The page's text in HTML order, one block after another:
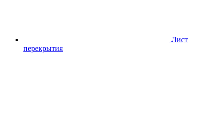
Лист
перекрытия